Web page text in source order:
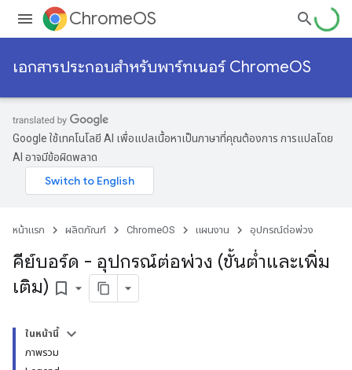
ChromeOS
เอกสารประกอบสำหรับพาร์ทเนอร์ ChromeOS
Google ใช้เทคโนโลยี AI เพื่อแปลเนื้อหาเป็นภาษาที่คุณต้องการ การแปลโดย
AI อาจมีข้อผิดพลาด
หน้าแรก ผลิตภัณฑ์ ChromeOS แผนงาน อุปกรณ์ต่อพ่วง
คีย์บอร์ด - อุปกรณ์ต่อพ่วง (ขั้นต่ำและเพิ่ม
เติม) bookmark_border
ในหน้านี้
ภาพรวม